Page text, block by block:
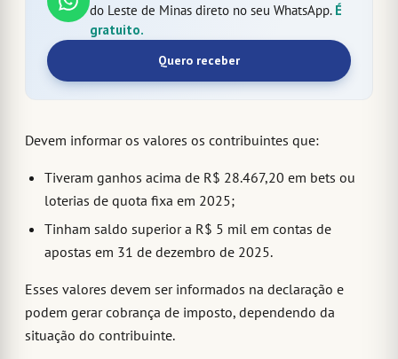
do Leste de Minas direto no seu WhatsApp. É
gratuito.
Quero receber
Devem informar os valores os contribuintes que:
Tiveram ganhos acima de R$ 28.467,20 em bets ou
loterias de quota fixa em 2025;
Tinham saldo superior a R$ 5 mil em contas de
apostas em 31 de dezembro de 2025.
Esses valores devem ser informados na declaração e
podem gerar cobrança de imposto, dependendo da
situação do contribuinte.